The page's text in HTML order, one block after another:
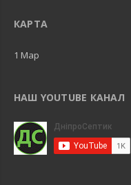
КАРТА
1 Map
НАШ YOUTUBE КАНАЛ